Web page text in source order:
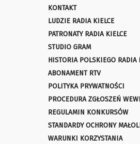
KONTAKT
LUDZIE RADIA KIELCE
PATRONATY RADIA KIELCE
STUDIO GRAM
HISTORIA POLSKIEGO RADIA
ABONAMENT RTV
POLITYKA PRYWATNOŚCI
PROCEDURA ZGŁOSZEŃ
REGULAMIN KONKURSÓW
STANDARDY OCHRONY
WARUNKI KORZYSTANIA